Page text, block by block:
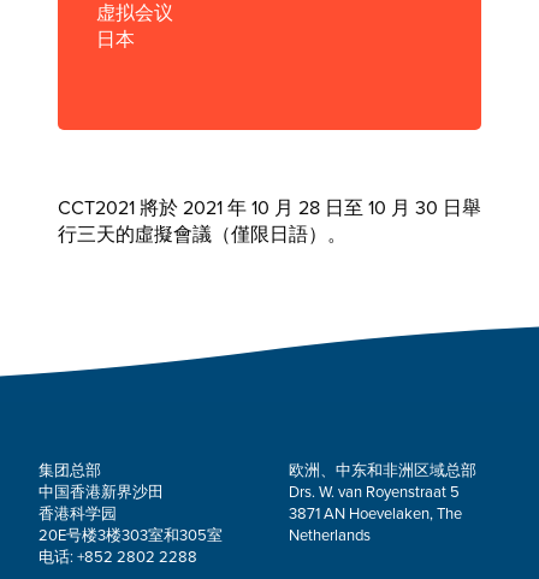
虚拟会议
日本
CCT2021 將於 2021 年 10 月 28 日至 10 月 30 日舉
行三天的虛擬會議（僅限日語）。
集团总部
中国香港新界沙田
香港科学园
20E号楼3楼303室和305室
电话: +852 2802 2288
欧洲、中东和非洲区域总部
Drs. W. van Royenstraat 5
3871 AN Hoevelaken, The
Netherlands